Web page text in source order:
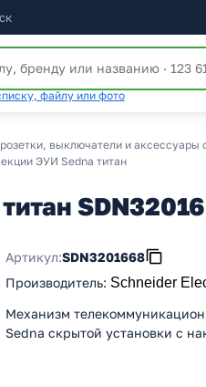
файлу или фото
выключатели и аксессуары
ЭУИ Sedna титан
Артикул:SDN3201668
Производитель: Schneider
Механизм
Sedna скрытой установки с